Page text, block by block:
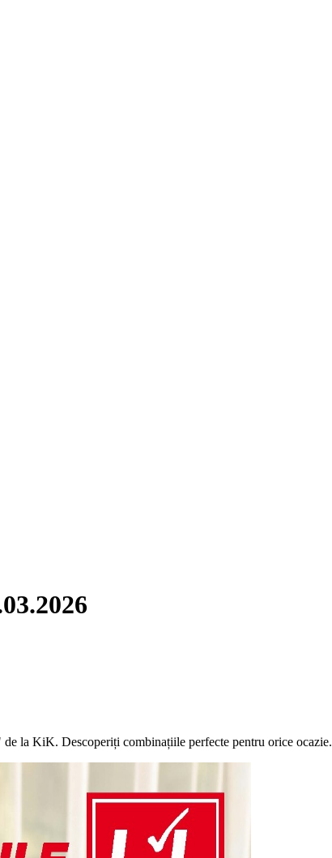
la KiK. Descoperiți combinațiile perfecte pentru orice ocazie.